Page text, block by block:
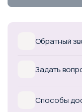
Обратный
Задать
Способы